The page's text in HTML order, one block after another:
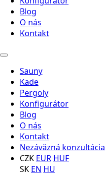
Blog
O nás
Kontakt
Sauny
Kade
Pergoly
Konfigurátor
Blog
O nás
Kontakt
Nezáväzná konzultácia
CZK EUR HUF
SK EN HU